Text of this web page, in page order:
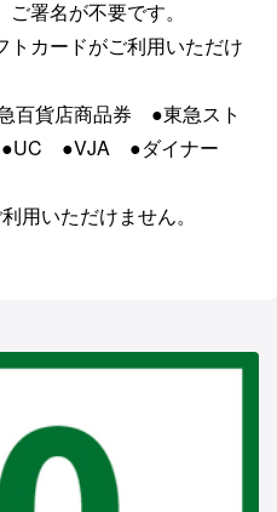
署名が不要です。
トカードがご利用いただけ
百貨店商品券 ●東急スト
●VJA ●ダイナー
用いただけません。